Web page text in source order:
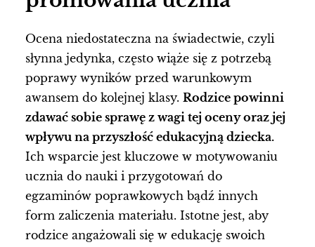
Ocena niedostateczna na świadectwie, czyli
słynna jedynka, często wiąże się z potrzebą
poprawy wyników przed warunkowym
awansem do kolejnej klasy. Rodzice powinni
zdawać sobie sprawę z wagi tej oceny oraz jej
wpływu na przyszłość edukacyjną dziecka.
Ich wsparcie jest kluczowe w motywowaniu
ucznia do nauki i przygotowań do
egzaminów poprawkowych bądź innych
form zaliczenia materiału. Istotne jest, aby
rodzice angażowali się w edukację swoich